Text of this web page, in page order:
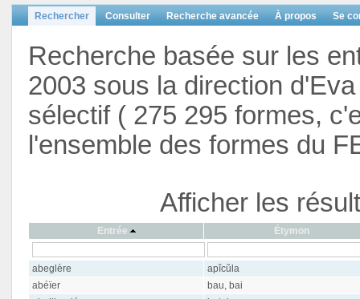
Rechercher Consulter Recherche avancée À propos Se
Recherche basée sur les
2003 sous la direction
sélectif ( 275 295 formes,
l'ensemble des formes du
Afficher les
Entrée Étymon
abeglère
apĭcŭla
abéïer
bau, bai